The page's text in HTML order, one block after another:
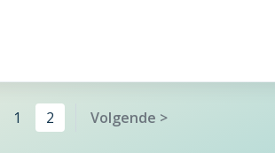
1 2 Volgende >